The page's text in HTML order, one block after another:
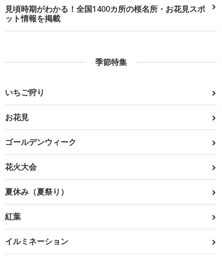
見頃時期がわかる！全国1400カ所の桜名所・お花見スポ
ット情報を掲載
季節特集
いちご狩り
お花見
ゴールデンウィーク
花火大会
夏休み（夏祭り）
紅葉
イルミネーション